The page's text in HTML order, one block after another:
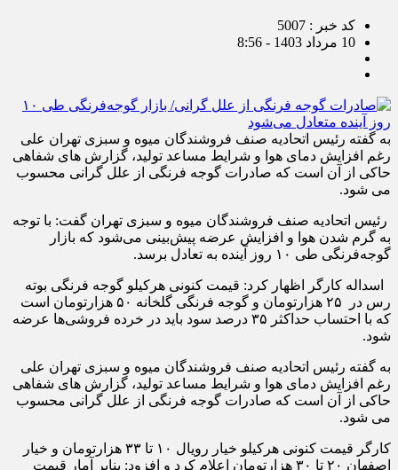
کد خبر : 5007
10 مرداد 1403 - 8:56
به گفته رئیس اتحادیه صنف فروشندگان میوه و سبزی تهران علی
رغم افزایش دمای هوا و شرایط مساعد تولید، گزارش های شفاهی
حاکی از آن است که صادرات گوجه فرنگی از علل گرانی محسوب
می شود.
رئیس اتحادیه صنف فروشندگان میوه و سبزی تهران گفت: با توجه
به گرم شدن هوا و افزایش عرضه پیش‌بینی می‌شود که بازار
گوجه‌فرنگی طی ۱۰ روز آینده به تعادل برسد.
اسداله کارگر اظهار کرد: قیمت کنونی هرکیلو گوجه فرنگی بوته
رس در ۲۵ هزارتومان و گوجه فرنگی گلخانه ۵۰ هزارتومان است
که با احتساب حداکثر ۳۵ درصد سود باید در خرده فروشی‌ها عرضه
شود.
به گفته رئیس اتحادیه صنف فروشندگان میوه و سبزی تهران علی
رغم افزایش دمای هوا و شرایط مساعد تولید، گزارش های شفاهی
حاکی از آن است که صادرات گوجه فرنگی از علل گرانی محسوب
می شود.
کارگر قیمت کنونی هرکیلو خیار رویال ۱۰ تا ۳۳ هزارتومان و خیار
اصفهان ۲۰ تا ۳۰ هزارتومان اعلام کرد و افزود: بنابر آمار قیمت